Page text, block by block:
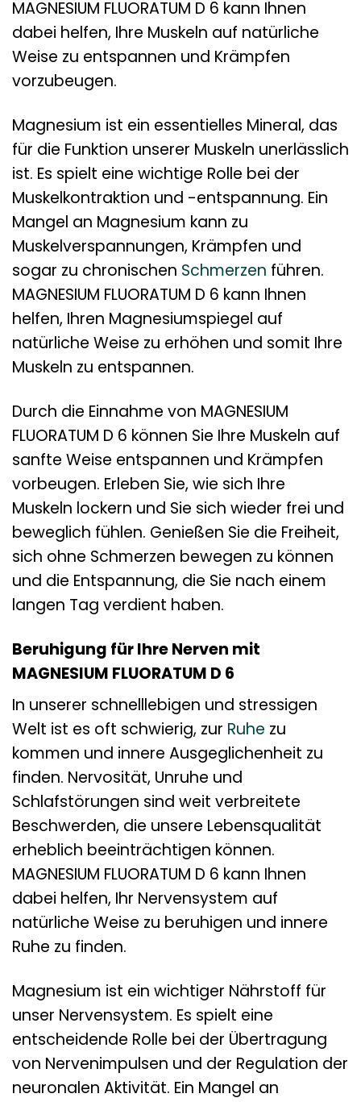
MAGNESIUM FLUORATUM D 6 kann Ihnen
dabei helfen, Ihre Muskeln auf natürliche
Weise zu entspannen und Krämpfen
vorzubeugen.
Magnesium ist ein essentielles Mineral, das
für die Funktion unserer Muskeln unerlässlich
ist. Es spielt eine wichtige Rolle bei der
Muskelkontraktion und -entspannung. Ein
Mangel an Magnesium kann zu
Muskelverspannungen, Krämpfen und
sogar zu chronischen Schmerzen führen.
MAGNESIUM FLUORATUM D 6 kann Ihnen
helfen, Ihren Magnesiumspiegel auf
natürliche Weise zu erhöhen und somit Ihre
Muskeln zu entspannen.
Durch die Einnahme von MAGNESIUM
FLUORATUM D 6 können Sie Ihre Muskeln auf
sanfte Weise entspannen und Krämpfen
vorbeugen. Erleben Sie, wie sich Ihre
Muskeln lockern und Sie sich wieder frei und
beweglich fühlen. Genießen Sie die Freiheit,
sich ohne Schmerzen bewegen zu können
und die Entspannung, die Sie nach einem
langen Tag verdient haben.
Beruhigung für Ihre Nerven mit
MAGNESIUM FLUORATUM D 6
In unserer schnelllebigen und stressigen
Welt ist es oft schwierig, zur Ruhe zu
kommen und innere Ausgeglichenheit zu
finden. Nervosität, Unruhe und
Schlafstörungen sind weit verbreitete
Beschwerden, die unsere Lebensqualität
erheblich beeinträchtigen können.
MAGNESIUM FLUORATUM D 6 kann Ihnen
dabei helfen, Ihr Nervensystem auf
natürliche Weise zu beruhigen und innere
Ruhe zu finden.
Magnesium ist ein wichtiger Nährstoff für
unser Nervensystem. Es spielt eine
entscheidende Rolle bei der Übertragung
von Nervenimpulsen und der Regulation der
neuronalen Aktivität. Ein Mangel an